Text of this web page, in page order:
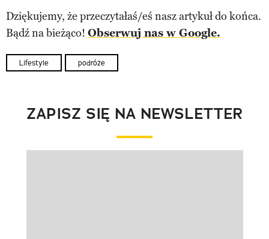
Dziękujemy, że przeczytałaś/eś nasz artykuł do końca.
Bądź na bieżąco! Obserwuj nas w Google.
Lifestyle podróże
ZAPISZ SIĘ NA NEWSLETTER